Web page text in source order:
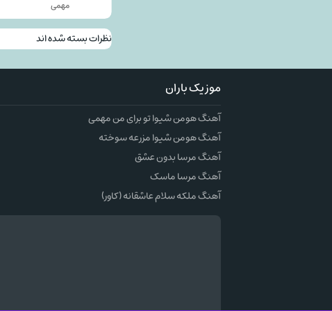
مهمی
نظرات بسته شده اند
موزیک باران
آهنگ هومن شیوا تو برای من مهمی
آهنگ هومن شیوا مزرعه سوخته
آهنگ مرسا بدون عشق
آهنگ مرسا ماسک
آهنگ ملکه سلام عاشقانه (کاور)